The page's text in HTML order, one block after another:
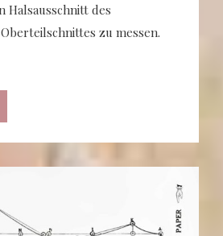
Halsausschnitt des
zu messen.